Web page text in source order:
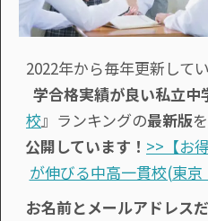
2022年から毎年更新して
学合格実績が良い私立中
校』ランキングの最新版を
公開しています！ >>【お
が伸びる中高一貫校(東
お名前とメールアドレス